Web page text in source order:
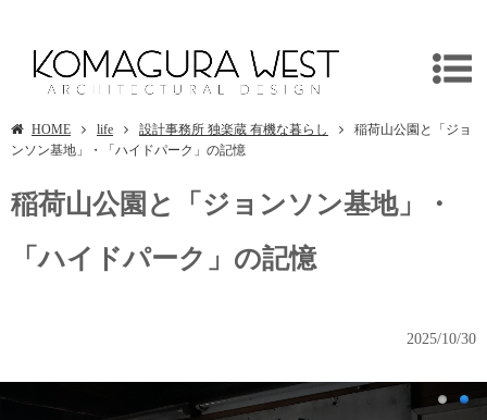
HOME life 設計事務所 独楽蔵 有機な暮らし
稲荷山公園と「ジョ
ンソン基地」・「ハイドパーク」の記憶
稲荷山公園と「ジョンソン基地」・
「ハイドパーク」の記憶
2025/10/30